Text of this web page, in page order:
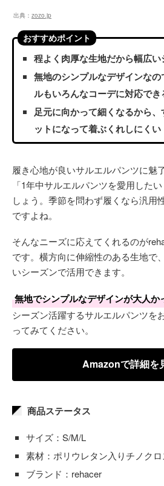
出典： zozo.jp
おすすめポイント
程よく肉厚な生地だから幅広
無地のシンプルなデザインな
ルもいろんなコーデに対応でき
足元に向かって細くなるから
ットになって着ぶくれしにくい
履き心地が良いサルエルパンツに魅
「1年中サルエルパンツを愛用した
しょう。季節を問わず履くなら汎用
ですよね。
そんなニーズに応えてくれるのが
です。横方向に伸縮性のある生地で
いシーズンで活用できます。
無地でシンプルなデザインが大人か
シーズン活躍するサルエルパンツを
ってみてください。
Amazonで詳細を
商品ステータス
サイズ：S/M/L
素材：ポリウレタン入りチノクロ
ブランド：rehacer